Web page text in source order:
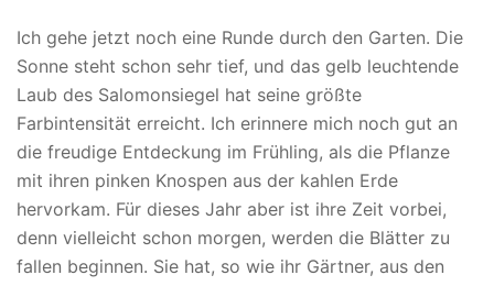
Ich gehe jetzt noch eine Runde durch den Garten. Die
Sonne steht schon sehr tief, und das gelb leuchtende
Laub des Salomonsiegel hat seine größte
Farbintensität erreicht. Ich erinnere mich noch gut an
die freudige Entdeckung im Frühling, als die Pflanze
mit ihren pinken Knospen aus der kahlen Erde
hervorkam. Für dieses Jahr aber ist ihre Zeit vorbei,
denn vielleicht schon morgen, werden die Blätter zu
fallen beginnen. Sie hat, so wie ihr Gärtner, aus den